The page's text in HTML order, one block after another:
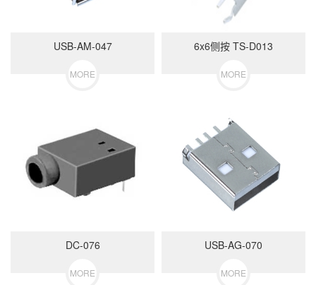
USB-AM-047
MORE
6x6侧按 TS-D013
MORE
DC-076
MORE
USB-AG-070
MORE